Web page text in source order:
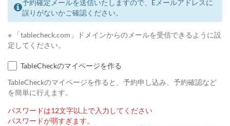
予約確定メールを送信いたしますので、Eメールアドレスに
誤りがないかご確認ください。
※ 「tablecheck.com」ドメインからのメールを受信できるように設
定してください。
TableCheckのマイページを作る
TableCheckのマイページを作ると、予約申し込み、予約確認など
を簡単に行えます。
パスワードは12文字以上で入力してください
パスワードが弱すぎます。